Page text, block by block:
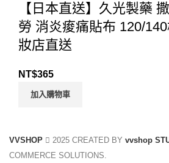
【日本直送】久光製藥
勞 消炎痠痛貼布 120/
妝店直送
NT$365
加入購物車
VVSHOP 2025 CREATED BY vvshop
COMMERCE SOLUTIONS.